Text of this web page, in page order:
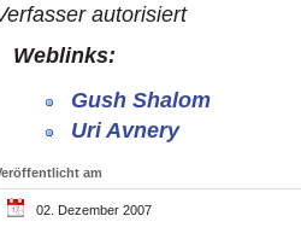
autorisiert
Weblinks:
Gush Shalom
Uri Avnery
am
02. Dezember 2007